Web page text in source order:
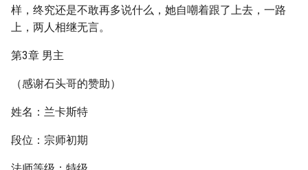
样，终究还是不敢再多说什么，她自嘲着跟了上去，一路
上，两人相继无言。
第3章 男主
（感谢石头哥的赞助）
姓名：兰卡斯特
段位：宗师初期